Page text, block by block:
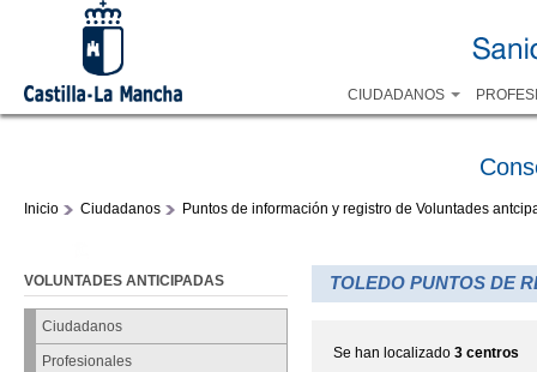
CIUDADANOS
Inicio Ciudadanos Puntos de información y registro de Voluntades
VOLUNTADES ANTICIPADAS
Ciudadanos
Profesionales
TOLEDO PUNTOS DE
Se han localizado 3 centros